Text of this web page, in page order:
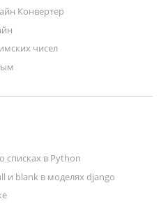
Конвертер
чисел
списках в Python
и blank в моделях django